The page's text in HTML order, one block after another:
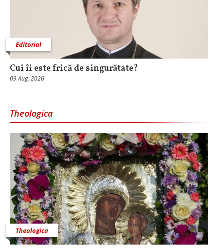
Editorial
Cui îi este frică de singurătate?
09 Aug, 2026
Theologica
Theologica